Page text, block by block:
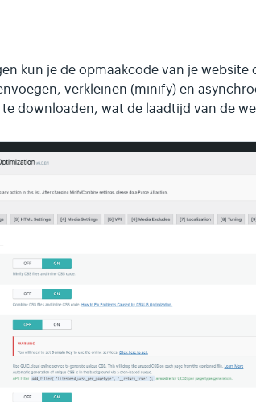
kun je de opmaakcode van je
verkleinen (minify) en
downloaden, wat de laadtijd van de